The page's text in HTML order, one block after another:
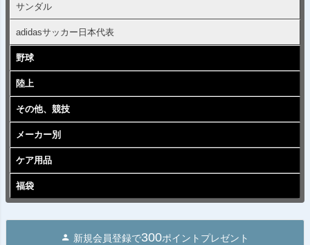
サンダル
adidasサッカー日本代表
野球
陸上
その他、競技
メーカー別
ケア用品
福袋
新規会員登録で300ポイントプレゼント